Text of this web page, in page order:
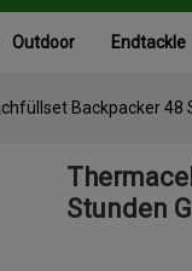
Outdoor Endtackle
Backpacker
Stunden